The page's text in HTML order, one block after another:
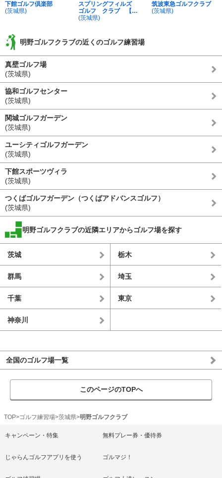
下館ゴルフ倶楽部
(茨城県)
スプリングフィルズ
ゴルフ クラブ 【Ｐ
ＧＭ】
(茨城県)
筑波東急ゴルフクラブ
(茨城県)
明野ゴルフクラブの近くのゴルフ練習場
真壁ゴルフ場
(茨城県)
協和ゴルフセンター
(茨城県)
関城ゴルフガーデン
(茨城県)
ユーシティゴルフガーデン
(茨城県)
下館スポーツヴィラ
(茨城県)
つくばゴルフガーデン（つくばアドバンスゴルフ）
(茨城県)
明野ゴルフクラブの近隣エリアからゴルフ場を探す
茨城 栃木
群馬 埼玉
千葉 東京
神奈川
全国のゴルフ場一覧
このページのTOPへ
TOP ゴルフ練習場 茨城県 明野ゴルフクラブ
キャンペーン・特集 無料プレー券・優待券
じゃらんゴルフアプリを使う ゴルマジ！